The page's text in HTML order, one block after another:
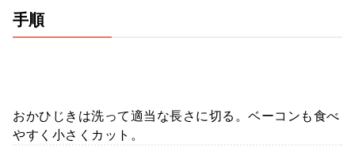
手順
おかひじきは洗って適当な長さに切る。ベーコンも食べ
やすく小さくカット。